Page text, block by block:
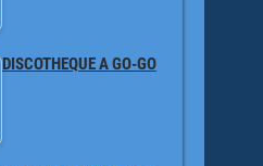
DISCOTHEQUE A GO-GO